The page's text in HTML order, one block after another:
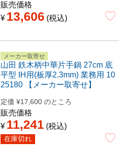
販売価格
¥ 13,606 税込
メーカー取寄せ
山田 鉄木柄中華片手鍋 27cm 底
平型 IH用(板厚2.3mm) 業務用 10
25180 【メーカー取寄せ】
定価 ¥17,600 のところ
販売価格
¥ 11,241 税込
在庫切れ